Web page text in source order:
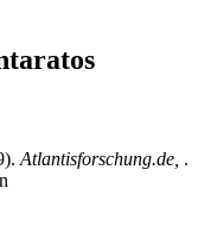
Atlantisforschung.de, .